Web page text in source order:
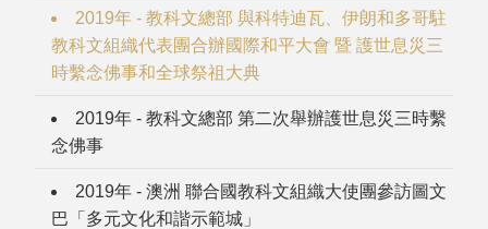
2019年 - 教科文總部 與科特迪瓦、伊朗和多哥駐
教科文組織代表團合辦國際和平大會 暨 護世息災三
時繫念佛事和全球祭祖大典
2019年 - 教科文總部 第二次舉辦護世息災三時繫
念佛事
2019年 - 澳洲 聯合國教科文組織大使團參訪圖文
巴「多元文化和諧示範城」